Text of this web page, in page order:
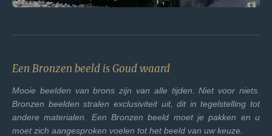
Een Bronzen beeld is Goud waard
Mooie beelden van brons zijn van alle tijden. Niet voor niets.
Bronzen beelden stralen exclusiviteit uit, dit in tegelstelling tot
andere materialen. Een Bronzen beeld moet je pakken en u
moet zich aangesproken voelen tot het beeld van uw keuze.